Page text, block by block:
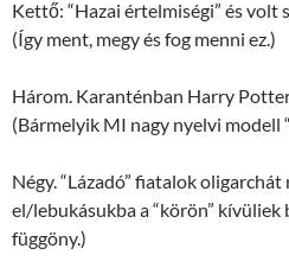
Kettő: “Hazai értelmiségi” és
(Így ment, megy és fog menni ez.)
Három. Karanténban Harry
(Bármelyik MI nagy nyelvi modell
Négy. “Lázadó” fiatalok
el/lebukásukba a “körön”
függöny.)